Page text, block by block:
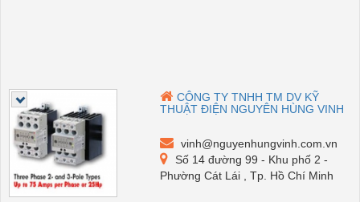
CÔNG TY TNHH TM DV KỸ
THUẬT ĐIỆN NGUYÊN HÙNG VINH
vinh@nguyenhungvinh.com.vn
Số 14 đường 99 - Khu phố 2 -
Phường Cát Lái , Tp. Hồ Chí Minh